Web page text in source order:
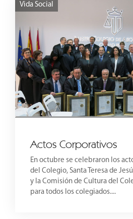
Vida Social
Actos Corporativos
En octubre se celebraron los
del Colegio, Santa Teresa de
y la Comisión de Cultura del
para todos los colegiados....